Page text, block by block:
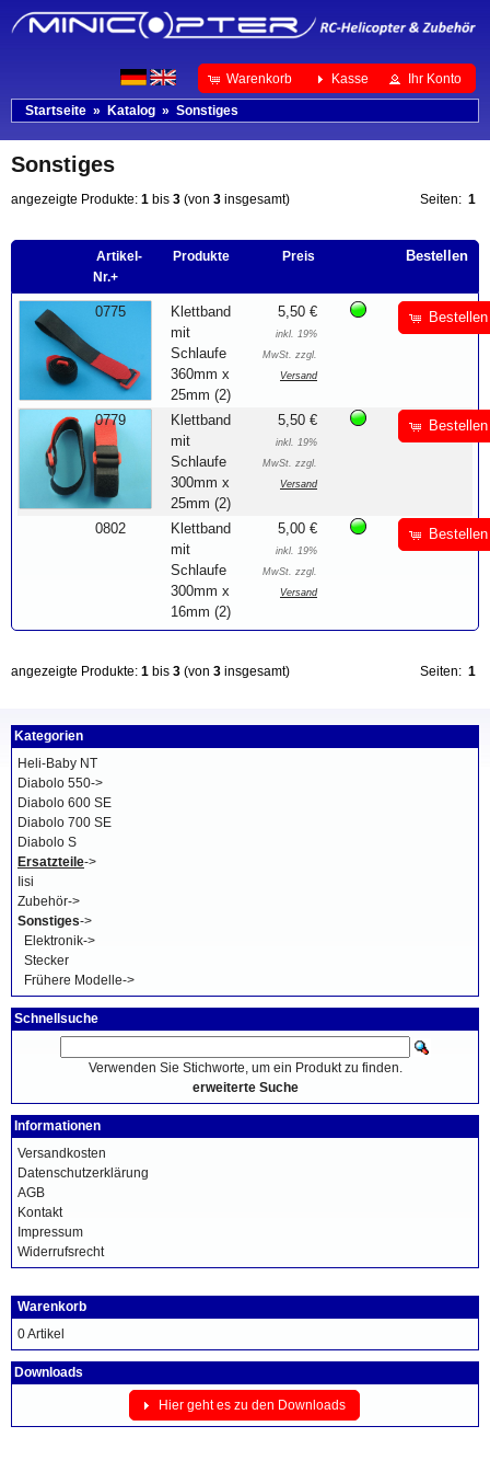
Warenkorb Kasse Ihr Konto
Startseite » Katalog » Sonstiges
Sonstiges
Seiten: 1
angezeigte Produkte: 1 bis 3 (von 3 insgesamt)
Artikel-
Nr.+
Produkte Preis Bestellen
0775
Klettband
mit
Schlaufe
360mm x
25mm (2)
5,50 €
inkl. 19%
MwSt. zzgl.
Versand
Bestellen
0779
Klettband
mit
Schlaufe
300mm x
25mm (2)
5,50 €
inkl. 19%
MwSt. zzgl.
Versand
Bestellen
0802
Klettband
mit
Schlaufe
300mm x
16mm (2)
5,00 €
inkl. 19%
MwSt. zzgl.
Versand
Bestellen
Seiten: 1
angezeigte Produkte: 1 bis 3 (von 3 insgesamt)
Kategorien
Heli-Baby NT
Diabolo 550->
Diabolo 600 SE
Diabolo 700 SE
Diabolo S
Ersatzteile->
Iisi
Zubehör->
Sonstiges->
Elektronik->
Stecker
Frühere Modelle->
Schnellsuche
Verwenden Sie Stichworte, um ein Produkt zu finden.
erweiterte Suche
Informationen
Versandkosten
Datenschutzerklärung
AGB
Kontakt
Impressum
Widerrufsrecht
Warenkorb
0 Artikel
Downloads
Hier geht es zu den Downloads